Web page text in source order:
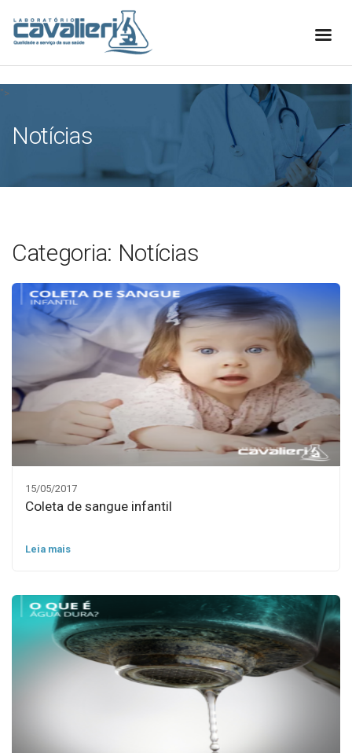
[elfsight_whatsapp_chat id="1"]
">
Notícias
Categoria: Notícias
15/05/2017
Coleta de sangue infantil
Leia mais